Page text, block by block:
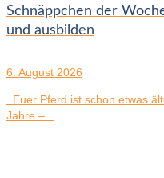
Schnäppchen der
und ausbilden
6. August 2026
Euer Pferd ist schon etwas
Jahre –...